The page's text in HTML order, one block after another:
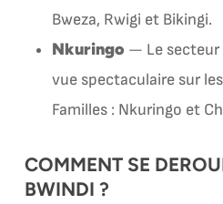
Bweza, Rwigi et Bikingi.
Nkuringo — Le
vue spectaculaire sur
Familles : Nkuringo et
COMMENT SE
BWINDI ?